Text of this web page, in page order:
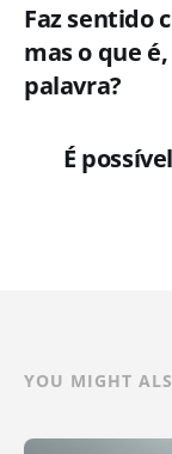
Faz sentido
mas o que
palavra?
É
YOU MIGHT